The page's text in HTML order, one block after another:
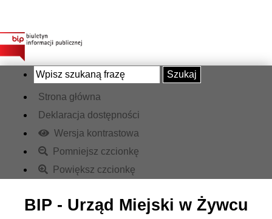
Szukaj
Strona główna
Deklaracja dostępności
Wersja kontrastowa
Pomniejsz czcionkę
Powiększ czcionkę
BIP - Urząd Miejski w Żywcu